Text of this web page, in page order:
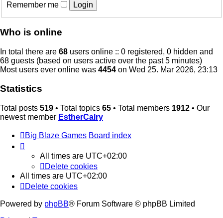
Remember me
Who is online
In total there are 68 users online :: 0 registered, 0 hidden and
68 guests (based on users active over the past 5 minutes)
Most users ever online was 4454 on Wed 25. Mar 2026, 23:13
Statistics
Total posts 519 • Total topics 65 • Total members 1912 • Our
newest member EstherCalry
Big Blaze Games Board index
All times are UTC+02:00
Delete cookies
All times are UTC+02:00
Delete cookies
Powered by phpBB® Forum Software © phpBB Limited